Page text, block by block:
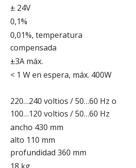
± 24V
0,1%
0,01%, temperatura
compensada
±3A máx.
< 1 W en espera, máx. 400W
220…240 voltios / 50…60 Hz o
100…120 voltios / 50…60 Hz
ancho 430 mm
alto 110 mm
profundidad 360 mm